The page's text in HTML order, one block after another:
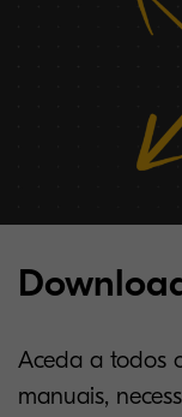
Aceda a todos
manuais,